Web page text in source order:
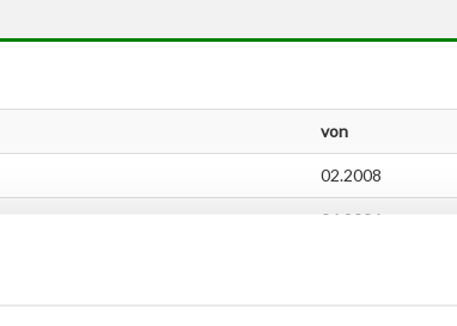
von
02.2008
06.2006
10.2005